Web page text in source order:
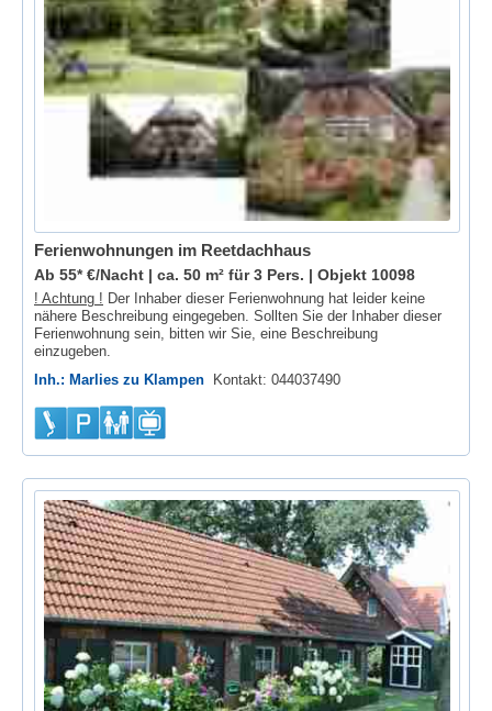
Ferienwohnungen im Reetdachhaus
Ab 55* €/Nacht | ca. 50 m² für 3 Pers. | Objekt 10098
! Achtung ! Der Inhaber dieser Ferienwohnung hat leider keine
nähere Beschreibung eingegeben. Sollten Sie der Inhaber dieser
Ferienwohnung sein, bitten wir Sie, eine Beschreibung
einzugeben.
Inh.: Marlies zu Klampen
Kontakt: 044037490